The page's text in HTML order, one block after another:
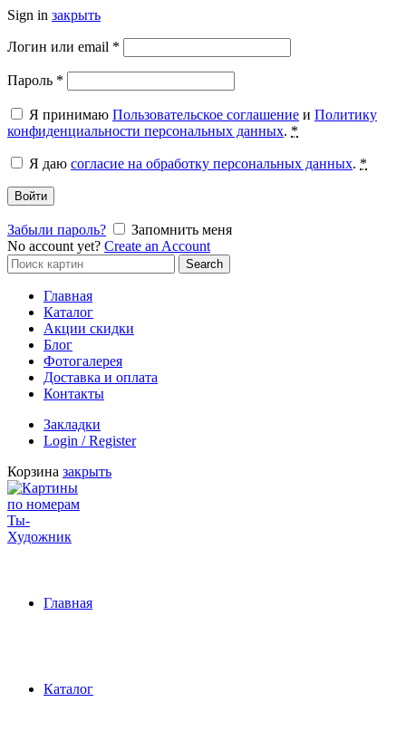
Sign in закрыть
Логин или email *
Пароль *
Я принимаю Пользовательское соглашение и Политику
конфиденциальности персональных данных. *
Я даю согласие на обработку персональных данных. *
Войти
Забыли пароль?
Запомнить меня
No account yet? Create an Account
Search
for:
Search
Главная
Каталог
Акции скидки
Блог
Фотогалерея
Доставка и оплата
Контакты
Закладки
Login / Register
Корзина закрыть
Главная
Каталог